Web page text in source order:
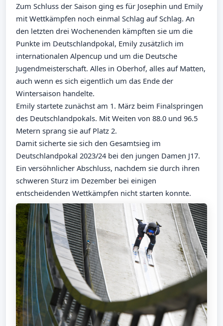
Zum Schluss der Saison ging es für Josephin und Emily
mit Wettkämpfen noch einmal Schlag auf Schlag. An
den letzten drei Wochenenden kämpften sie um die
Punkte im Deutschlandpokal, Emily zusätzlich im
internationalen Alpencup und um die Deutsche
Jugendmeisterschaft. Alles in Oberhof, alles auf Matten,
auch wenn es sich eigentlich um das Ende der
Wintersaison handelte.
Emily startete zunächst am 1. März beim Finalspringen
des Deutschlandpokals. Mit Weiten von 88.0 und 96.5
Metern sprang sie auf Platz 2.
Damit sicherte sie sich den Gesamtsieg im
Deutschlandpokal 2023/24 bei den jungen Damen J17.
Ein versöhnlicher Abschluss, nachdem sie durch ihren
schweren Sturz im Dezember bei einigen
entscheidenden Wettkämpfen nicht starten konnte.